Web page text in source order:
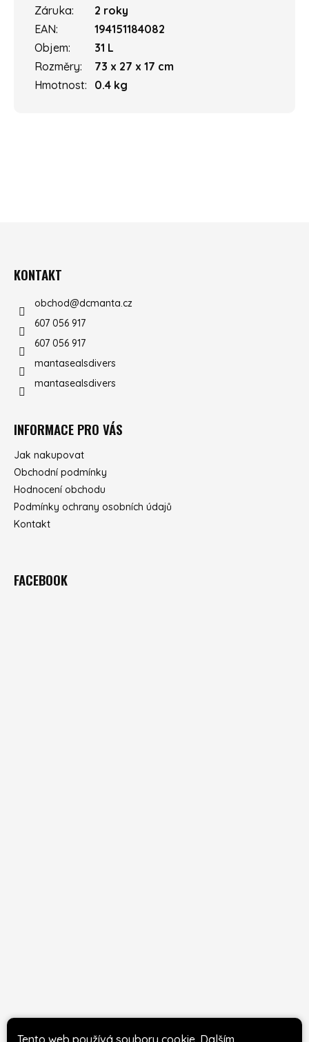
Tento web používá soubory cookie. Dalším
Záruka:
2 roky
EAN:
194151184082
Objem:
31 L
Rozměry:
73 x 27 x 17 cm
Hmotnost: 0.4 kg
KONTAKT
obchod@dcmanta.cz
607 056 917
607 056 917
mantasealsdivers
mantasealsdivers
INFORMACE PRO VÁS
Jak nakupovat
Obchodní podmínky
Hodnocení obchodu
Podmínky ochrany osobních údajů
Kontakt
FACEBOOK